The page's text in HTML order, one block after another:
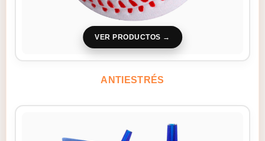
VER PRODUCTOS
ANTIESTRÉS